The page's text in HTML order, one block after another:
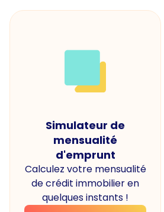
Simulateur de
mensualité
d'emprunt
Calculez votre mensualité
de crédit immobilier en
quelques instants !